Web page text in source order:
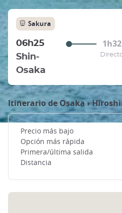
Sakura
06h25 1h32
Shin-
Osaka
Itinerario de Osaka›
Precio más bajo
Opción más rápida
Primera/última salida
Distancia